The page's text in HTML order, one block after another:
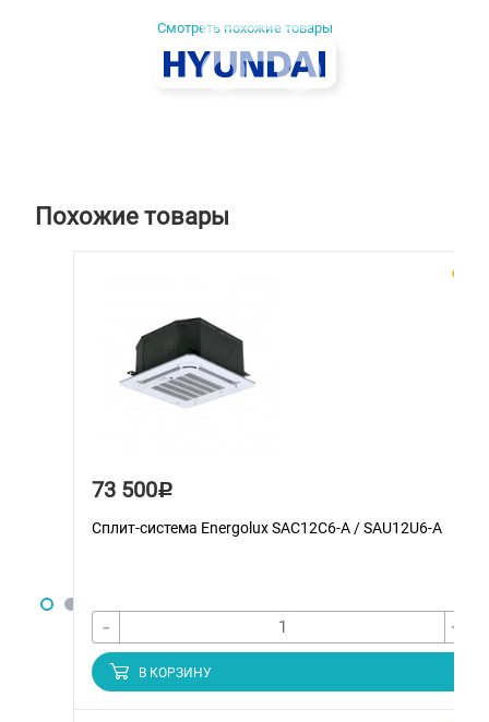
Смотреть похожие товары
Похожие товары
73 500Р
Сплит-система Energolux SAС12С6-A / SAU12U6-A
- +
В КОРЗИНУ